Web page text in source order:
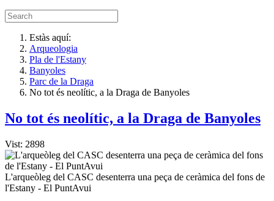
Estàs aquí:
Arqueologia
Pla de l'Estany
Banyoles
Parc de la Draga
No tot és neolític, a la Draga de Banyoles
No tot és neolític, a la Draga de Banyoles
Vist: 2898
L'arqueòleg del CASC desenterra una peça de ceràmica del fons de
l'Estany - El PuntAvui